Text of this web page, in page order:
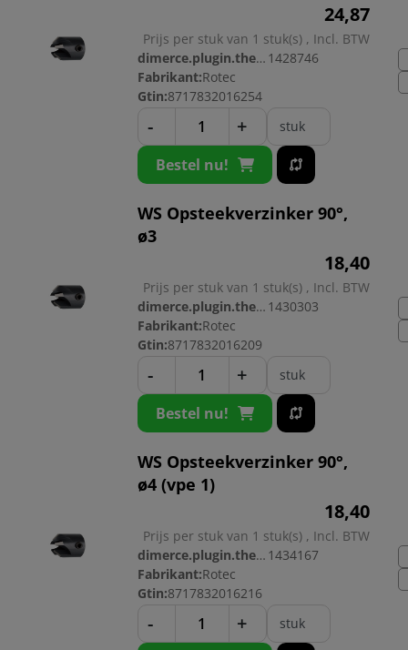
24,87
Prijs per stuk van 1 stuk(s) , Incl. BTW
dimerce.plugin.theme.productnr: 1428746
Fabrikant:Rotec
Gtin:8717832016254
- + stuk
Bestel nu!
WS Opsteekverzinker 90°,
ø3
18,40
Prijs per stuk van 1 stuk(s) , Incl. BTW
dimerce.plugin.theme.productnr: 1430303
Fabrikant:Rotec
Gtin:8717832016209
- + stuk
Bestel nu!
WS Opsteekverzinker 90°,
ø4 (vpe 1)
18,40
Prijs per stuk van 1 stuk(s) , Incl. BTW
dimerce.plugin.theme.productnr: 1434167
Fabrikant:Rotec
Gtin:8717832016216
- + stuk